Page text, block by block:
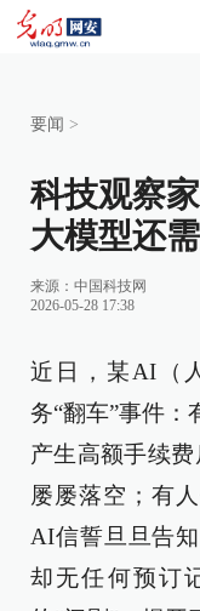
要闻 >
科技观察
大模型还
来源： 中国科技网
2026-05-28 17:38
近日，某AI（
务“翻车”事件
产生高额手续
屡屡落空；有
AI信誓旦旦告
却无任何预订